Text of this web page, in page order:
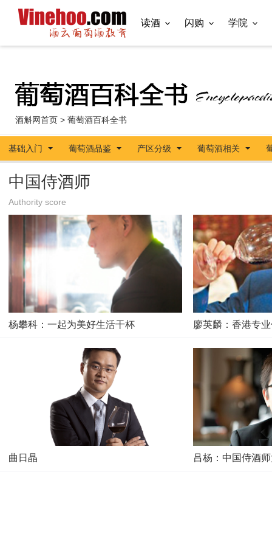
读酒 闪购 学院
酒斛网首页 > 葡萄酒百科全书
基础入门 葡萄酒品鉴 产区分级 葡萄酒相关
中国侍酒师
Authority score
杨攀科：一起为美好生活干杯 廖英麟：香港专
曲日晶 吕杨：中国侍酒